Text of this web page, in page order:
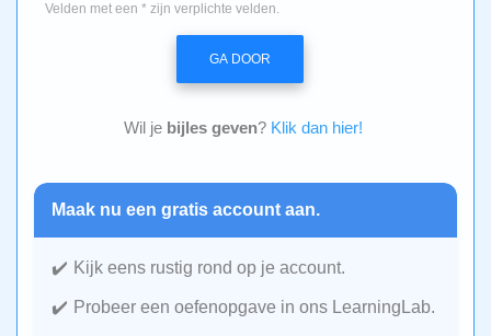
Velden met een * zijn verplichte velden.
GA DOOR
Wil je bijles geven? Klik dan hier!
Maak nu een gratis account aan.
Kijk eens rustig rond op je account.
Probeer een oefenopgave in ons LearningLab.